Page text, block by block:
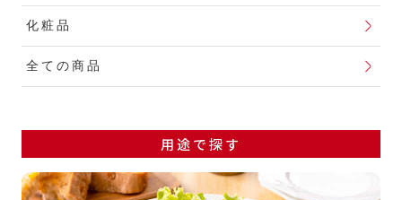
化粧品
全ての商品
用途で探す